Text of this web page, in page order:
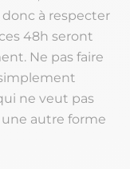
à respecter
48h seront
Ne pas faire
ne veut pas
autre forme